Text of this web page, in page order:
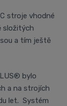
stroje vhodné
složitých
a tím ještě
bylo
a na strojích
let. Systém